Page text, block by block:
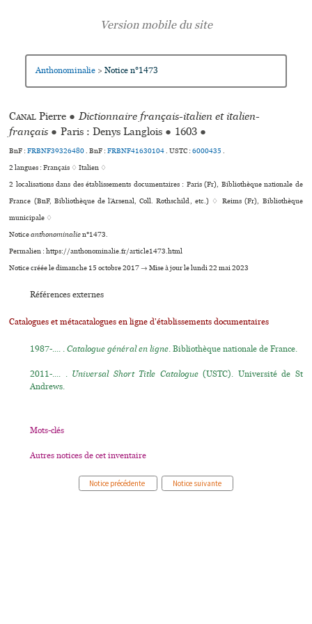
Anthonominalie > Notice n°1473
Canal Pierre ● Dictionnaire français-italien et italien-
français ● Paris : Denys Langlois ● 1603 ●
BnF :FRBNF39326480. BnF :FRBNF41630104.USTC :6000435.
2 langues :Français ♢Italien ♢
2 localisations dans des établissements documentaires : Paris (Fr), Bibliothèque nationale de
France (BnF, Bibliothèque de l’Arsenal, Coll. Rothschild, etc.) ♢ Reims (Fr), Bibliothèque
muni­ci­pale ♢
Noticeanthonominalien°1473.
Permalien : https://anthonominalie.fr/article1473.html
Notice créée le dimanche 15 octobre 2017 → Mise à jour le lundi 22 mai 2023
Références externes
Catalogues et métacatalogues en ligne d'établissements documentaires
1987-.... .Catalogue général en ligne. Bibliothèque nationale de France.
2011-.... . Universal Short Title Catalogue(USTC). Université de St
Andrews.
Mots-clés
Autres notices de cet inventaire
Notice précédente Notice suivante